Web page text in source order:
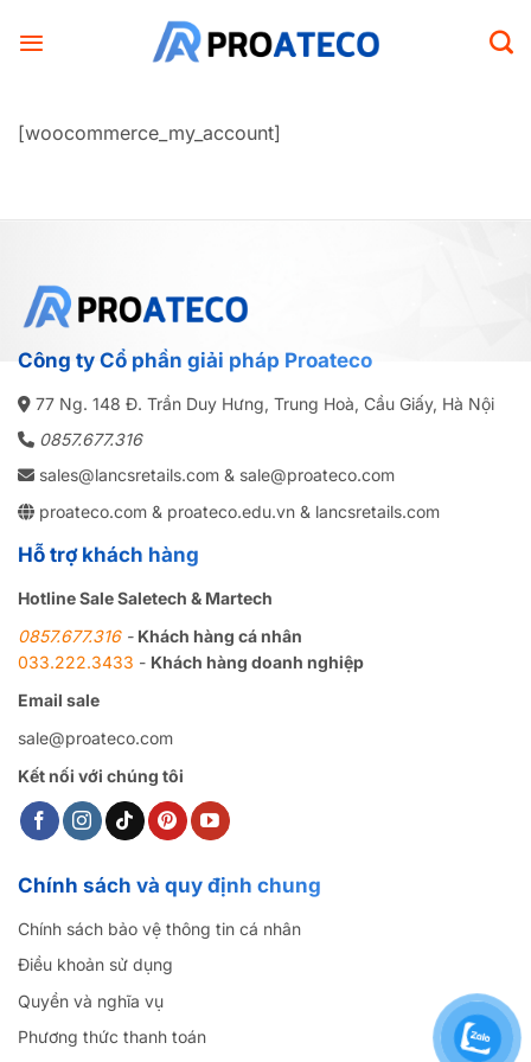
qua
[woocommerce_my_account]
Công ty Cổ phần giải pháp Proateco
77 Ng. 148 Đ. Trần Duy Hưng, Trung Hoà, Cầu Giấy, Hà Nội
0857.677.316
sales@lancsretails.com & sale@proateco.com
proateco.com & proateco.edu.vn & lancsretails.com
Hỗ trợ khách hàng
Hotline Sale Saletech & Martech
0857.677.316- Khách hàng cá nhân
033.222.3433 - Khách hàng doanh nghiệp
Email sale
sale@proateco.com
Kết nối với chúng tôi
Chính sách và quy định chung
Chính sách bảo vệ thông tin cá nhân
Điều khoản sử dụng
Quyền và nghĩa vụ
Phương thức thanh toán